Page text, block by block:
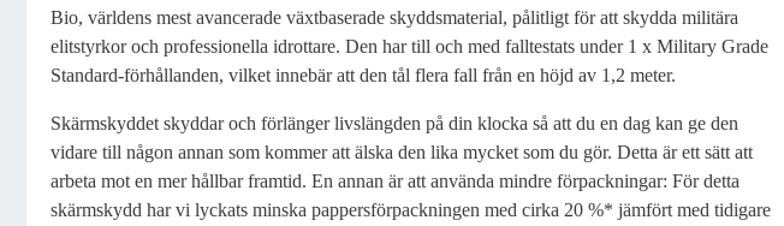
Bio, världens mest avancerade växtbaserade skyddsmaterial, pålitligt för att skydda militära
elitstyrkor och professionella idrottare. Den har till och med falltestats under 1 x Military Grade
Standard-förhållanden, vilket innebär att den tål flera fall från en höjd av 1,2 meter.
Skärmskyddet skyddar och förlänger livslängden på din klocka så att du en dag kan ge den
vidare till någon annan som kommer att älska den lika mycket som du gör. Detta är ett sätt att
arbeta mot en mer hållbar framtid. En annan är att använda mindre förpackningar: För detta
skärmskydd har vi lyckats minska pappersförpackningen med cirka 20 %* jämfört med tidigare